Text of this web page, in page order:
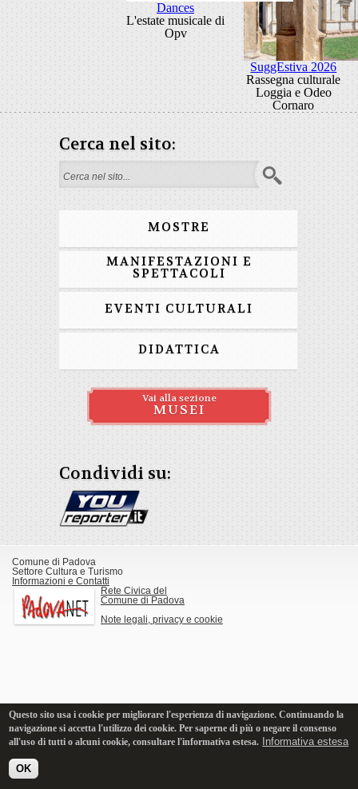
SuggEstiva 2026
Rassegna culturale
Loggia e Odeo
Cornaro
Dances
L'estate musicale di
Opv
Cerca nel sito:
Form di ricerca
MOSTRE
MANIFESTAZIONI E
SPETTACOLI
EVENTI CULTURALI
DIDATTICA
Vai alla sezione
MUSEI
Condividi su:
Comune di Padova
Settore Cultura e Turismo
Informazioni e Contatti
Rete Civica del
Comune di Padova
Note legali, privacy e cookie
Questo sito usa i cookie per migliorare l'esperienza di navigazione. Continuando la
navigazione si accetta l'utilizzo dei cookie. Per saperne di più o negare il consenso
all'uso di tutti o alcuni cookie, consultare l'informativa estesa. Informativa estesa
OK